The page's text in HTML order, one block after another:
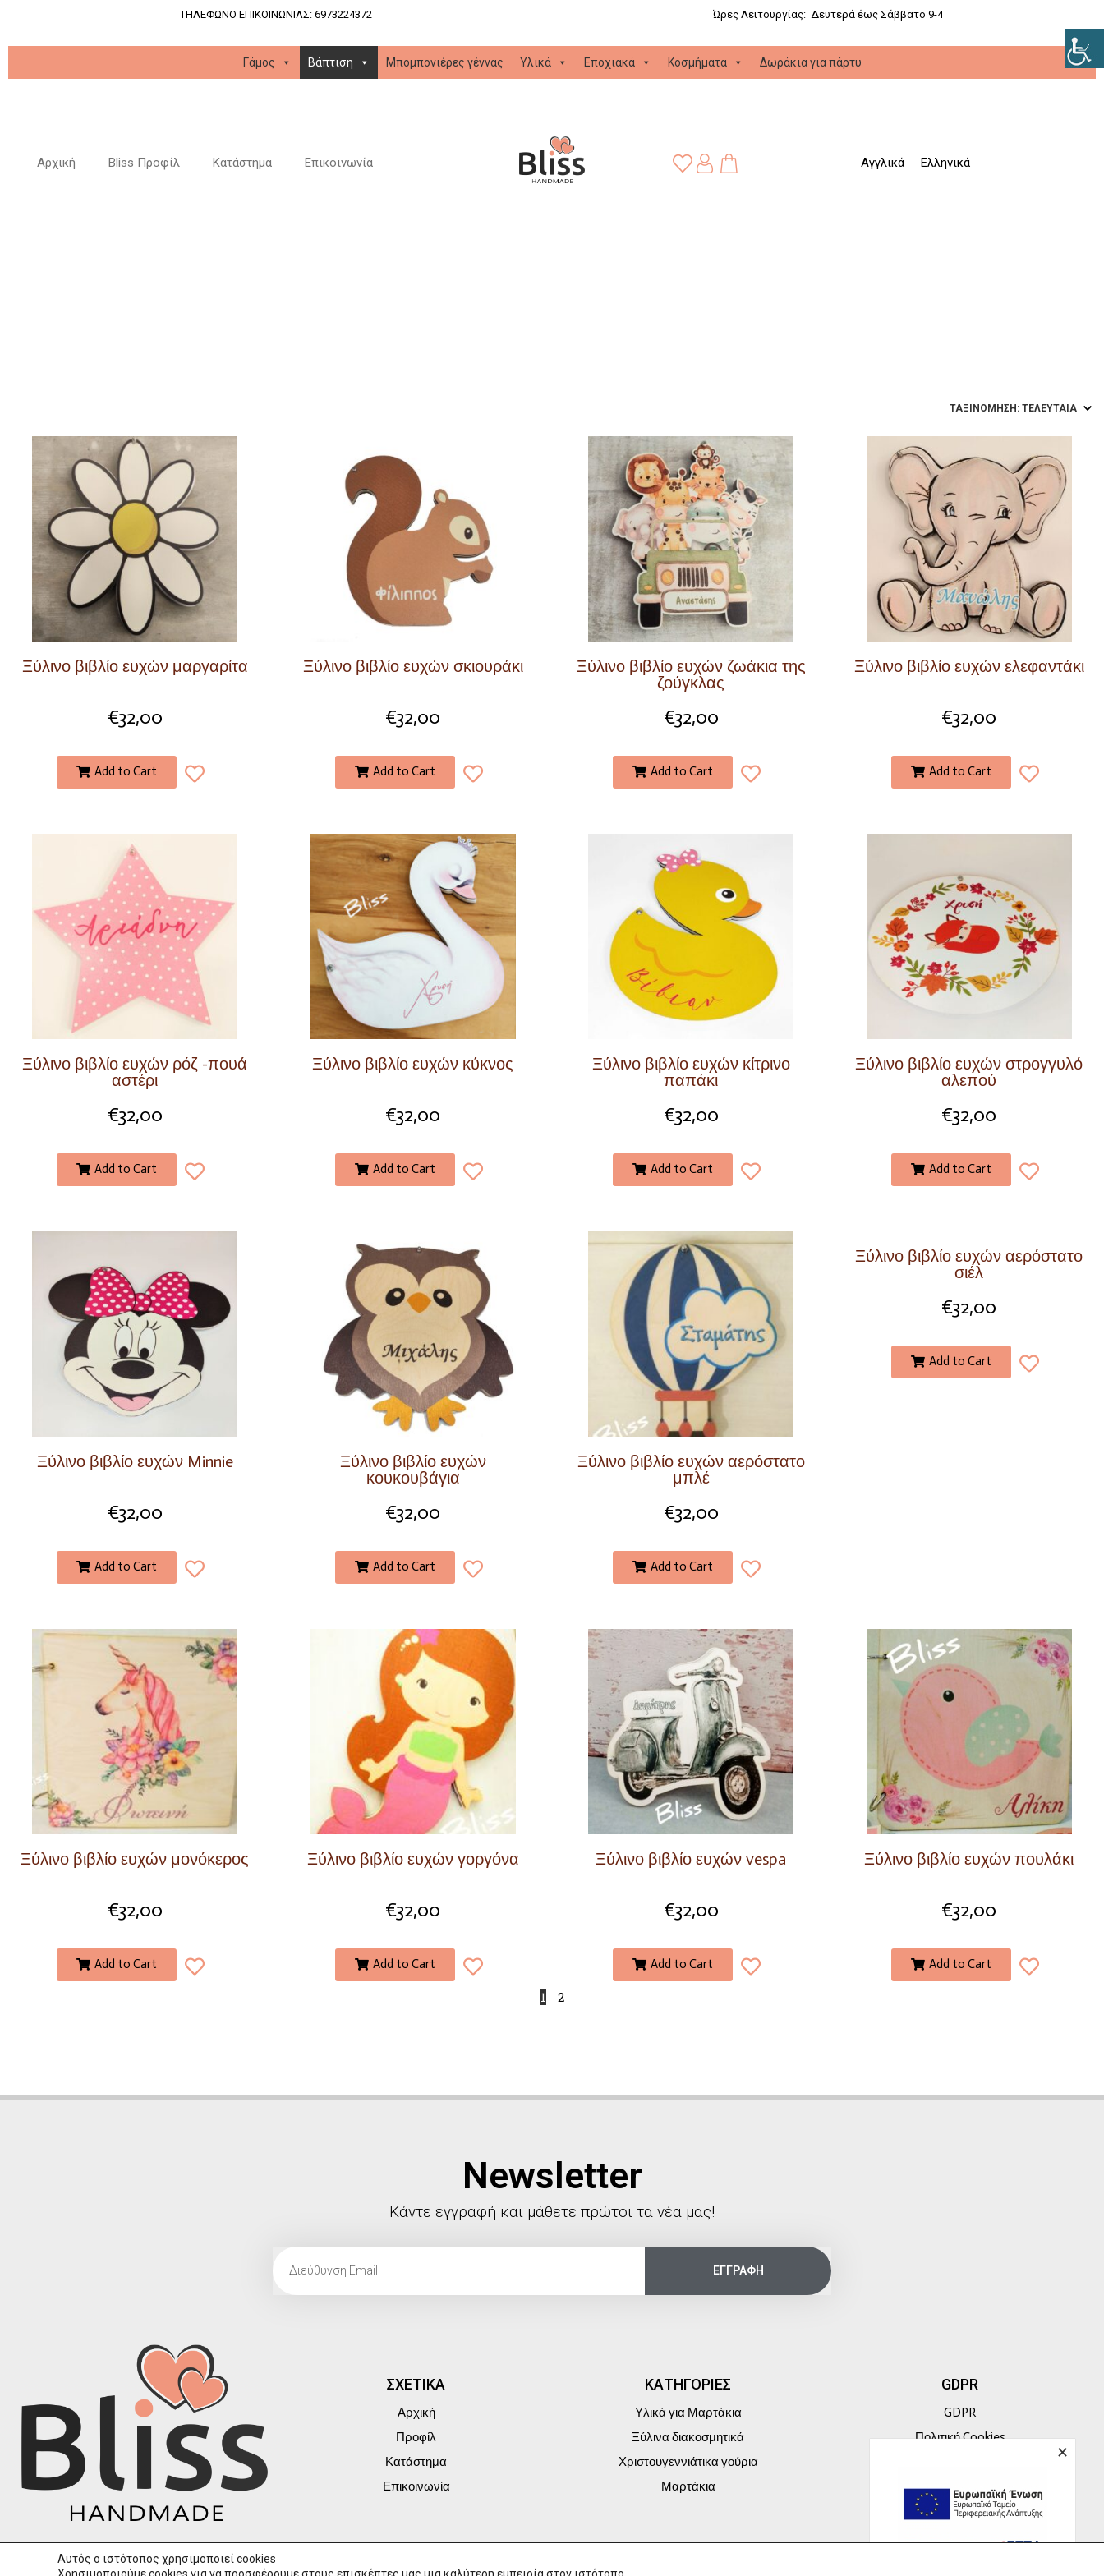
ΤΗΛΕΦΩΝΟ ΕΠΙΚΟΙΝΩΝΙΑΣ: 6973224372 Ώρες Λειτουργίας: Δευτερά έως Σάββατο 9-4
Γάμος Βάπτιση Μπομπονιέρες γέννας Υλικά Εποχιακά Κοσμήματα Δωράκια για πάρτυ
Αρχική Bliss Προφίλ Κατάστημα Επικοινωνία Αγγλικά Ελληνικά
Ξύλινο βιβλίο ευχών μαργαρίτα
€32,00
Add to Cart
Ξύλινο βιβλίο ευχών σκιουράκι
€32,00
Add to Cart
Ξύλινο βιβλίο ευχών ζωάκια της
ζούγκλας
€32,00
Add to Cart
Ξύλινο βιβλίο ευχών ελεφαντάκι
€32,00
Add to Cart
Ξύλινο βιβλίο ευχών ρόζ -πουά
αστέρι
€32,00
Add to Cart
Ξύλινο βιβλίο ευχών κύκνος
€32,00
Add to Cart
Ξύλινο βιβλίο ευχών κίτρινο
παπάκι
€32,00
Add to Cart
Ξύλινο βιβλίο ευχών στρογγυλό
αλεπού
€32,00
Add to Cart
Ξύλινο βιβλίο ευχών Minnie
€32,00
Add to Cart
Ξύλινο βιβλίο ευχών
κουκουβάγια
€32,00
Add to Cart
Ξύλινο βιβλίο ευχών αερόστατο
μπλέ
€32,00
Add to Cart
Ξύλινο βιβλίο ευχών αερόστατο
σιέλ
€32,00
Add to Cart
Ξύλινο βιβλίο ευχών μονόκερος
€32,00
Add to Cart
Ξύλινο βιβλίο ευχών γοργόνα
€32,00
Add to Cart
Ξύλινο βιβλίο ευχών vespa
€32,00
Add to Cart
Ξύλινο βιβλίο ευχών πουλάκι
€32,00
Add to Cart
1 2
Newsletter
Κάντε εγγραφή και μάθετε πρώτοι τα νέα μας!
ΕΓΓΡΑΦΗ
ΣΧΕΤΙΚΑ
Αρχική
Προφίλ
Κατάστημα
Επικοινωνία
ΚΑΤΗΓΟΡΙΕΣ
Υλικά για Μαρτάκια
Ξύλινα διακοσμητικά
Χριστουγεννιάτικα γούρια
Μαρτάκια
GDPR
GDPR
Πολιτική Cookies
Προσωπικά Δεδομένα
Τρόποι Πληρωμής
✕
Αυτός ο ιστότοπος χρησιμοποιεί cookies